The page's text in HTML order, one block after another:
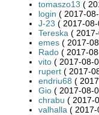
tomaszo13 (
login ( 2017-
J-23 ( 2017-
Tereska (
emes ( 2017-
Rado ( 2017-
vito ( 2017-08-
rupert ( 2017-
endriu68 (
Gio ( 2017-08-
chrabu ( 2017-
valhalla ( 2017-